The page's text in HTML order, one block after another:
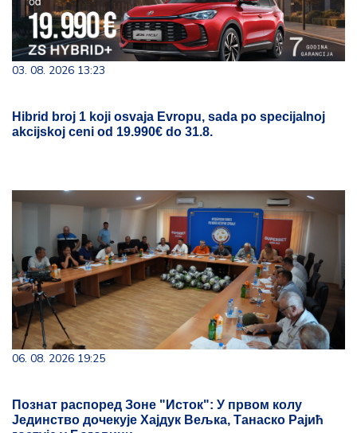
03. 08. 2026 13:23
Hibrid broj 1 koji osvaja Evropu, sada po specijalnoj
akcijskoj ceni od 19.990€ do 31.8.
06. 08. 2026 19:25
Познат распоред Зоне "Исток": У првом колу
Јединство дочекује Хајдук Вељка, Танаско Рајић